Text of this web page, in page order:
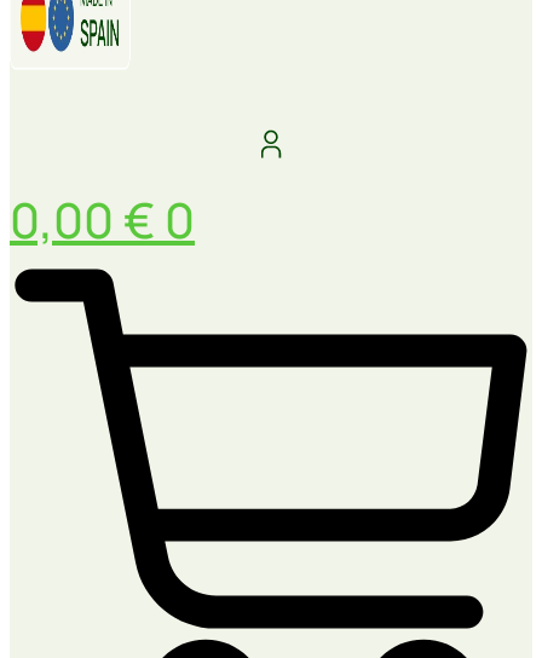
0,00 € 0